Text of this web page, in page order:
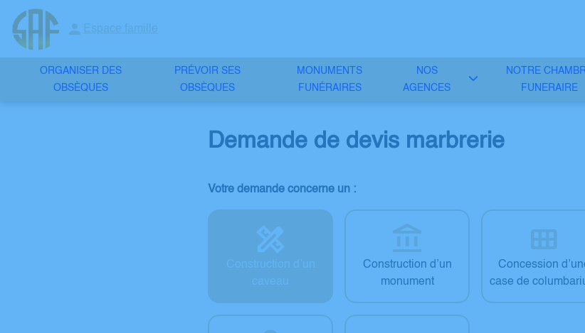
contenu
Espace famille
ORGANISER DES
OBSÈQUES
PRÉVOIR SES
OBSÈQUES
MONUMENTS
FUNÉRAIRES
NOS
AGENCES
NOTRE
FUNERAIRE
Demande de devis marbrerie
Votre demande concerne un :
Construction d’un
caveau
Construction d’un
monument
Concession
case de